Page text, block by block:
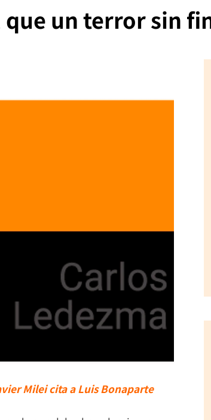
un terror sin
Milei cita a Luis Bonaparte